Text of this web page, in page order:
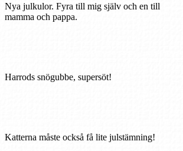
Nya julkulor. Fyra till mig själv och en till
mamma och pappa.
Harrods snögubbe, supersöt!
Katterna måste också få lite julstämning!